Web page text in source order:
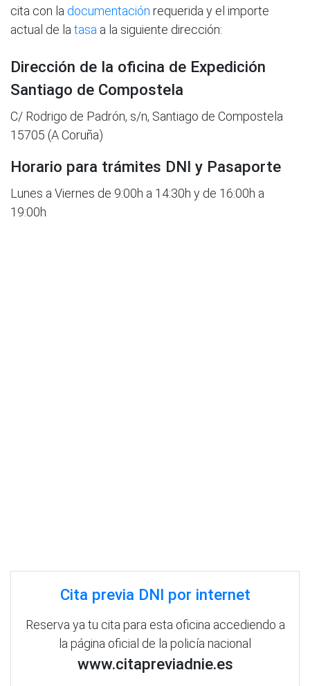
cita con la documentación requerida y el importe
actual de la tasa a la siguiente dirección:
Dirección de la oficina de Expedición
Santiago de Compostela
C/ Rodrigo de Padrón, s/n, Santiago de Compostela
15705 (A Coruña)
Horario para trámites DNI y Pasaporte
Lunes a Viernes de 9:00h a 14:30h y de 16:00h a
19:00h
Cita previa DNI por internet
Reserva ya tu cita para esta oficina accediendo a
la página oficial de la policía nacional
www.citapreviadnie.es